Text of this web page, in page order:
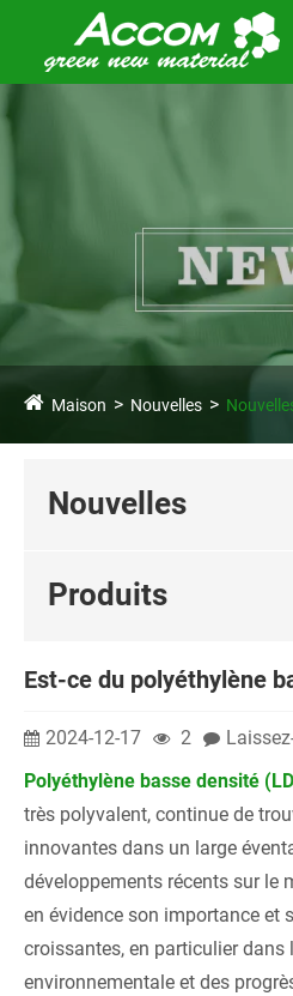
Maison Nouvelles
Nouvelles
Produits
Est-ce du polyéthylène
2024-12-17 2
Polyéthylène basse densité
très polyvalent, continue de
innovantes dans un large
développements récents sur le
en évidence son importance et
croissantes, en particulier
environnementale et des